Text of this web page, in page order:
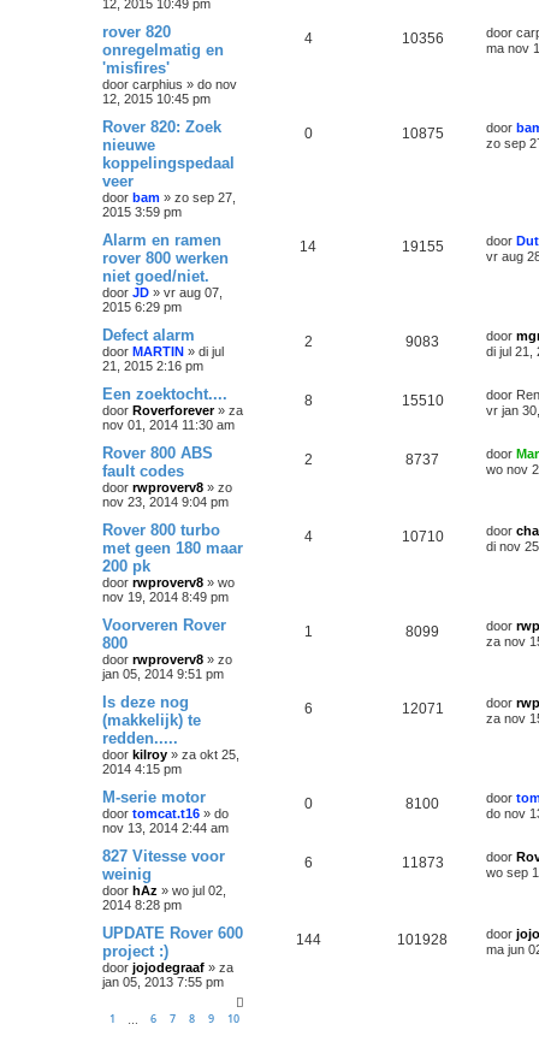
12, 2015 10:49 pm
rover 820
onregelmatig en
'misfires'
door carphius » do nov
12, 2015 10:45 pm
4 10356 door
ma nov
Rover 820: Zoek
nieuwe
koppelingspedaal
veer
door bam » zo sep 27,
2015 3:59 pm
0 10875 door
zo sep
Alarm en ramen
rover 800 werken
niet goed/niet.
door JD » vr aug 07,
2015 6:29 pm
14 19155 door
vr aug
Defect alarm
door MARTIN » di jul
21, 2015 2:16 pm
2 9083 door
di jul 21,
Een zoektocht....
door Roverforever» za
nov 01, 2014 11:30 am
8 15510 door
vr jan
Rover 800 ABS
fault codes
door rwproverv8 » zo
nov 23, 2014 9:04 pm
2 8737 door
wo nov
Rover 800 turbo
met geen 180 maar
200 pk
door rwproverv8 » wo
nov 19, 2014 8:49 pm
4 10710 door
di nov
Voorveren Rover
800
door rwproverv8 » zo
jan 05, 2014 9:51 pm
1 8099 door
za nov
Is deze nog
(makkelijk) te
redden.....
door kilroy » za okt 25,
2014 4:15 pm
6 12071 door
za nov
M-serie motor
door tomcat.t16 » do
nov 13, 2014 2:44 am
0 8100 door
do nov
827 Vitesse voor
weinig
door hAz » wo jul 02,
2014 8:28 pm
6 11873 door
wo sep
UPDATE Rover 600
project :)
door jojodegraaf » za
jan 05, 2013 7:55 pm
1 6 7 8 9 10
144 101928 door
ma jun